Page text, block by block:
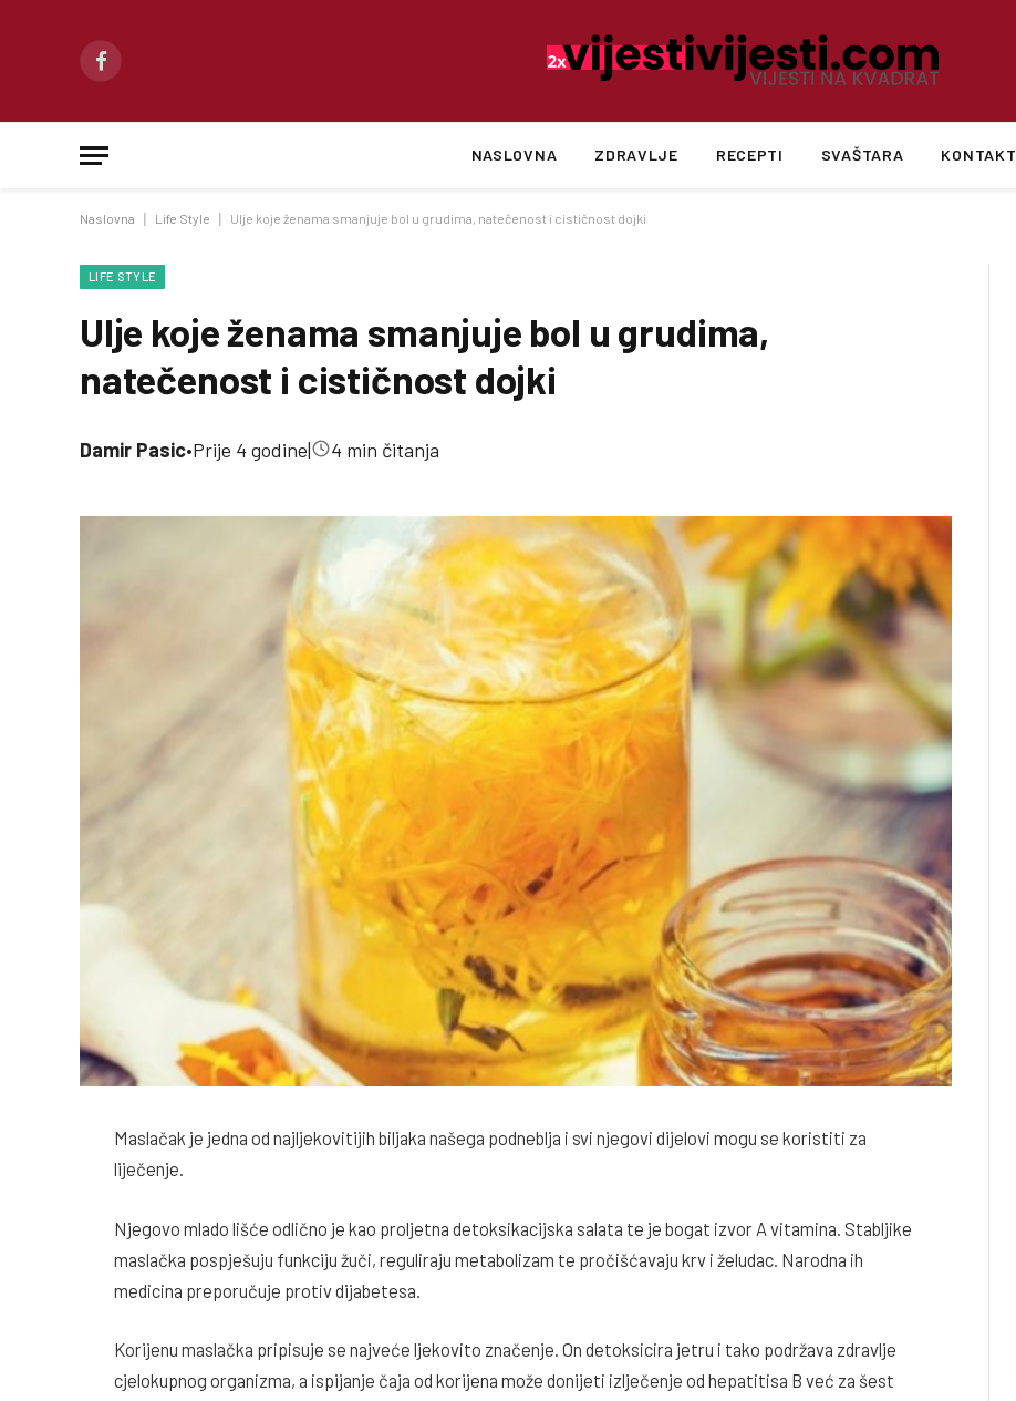
Facebook
NASLOVNA ZDRAVLJE RECEPTI SVAŠTARA KONTAKT
Naslovna Life Style Ulje koje ženama smanjuje bol u grudima, natečenost i cističnost dojki
LIFE STYLE
Ulje koje ženama smanjuje bol u grudima,
natečenost i cističnost dojki
Damir Pasic•Prije 4 godine| 4 min čitanja
Maslačak je jedna od najljekovitijih biljaka našega podneblja i svi njegovi dijelovi mogu se koristiti za
liječenje.
Njegovo mlado lišće odlično je kao proljetna detoksikacijska salata te je bogat izvor A vitamina. Stabljike
maslačka pospješuju funkciju žuči, reguliraju metabolizam te pročišćavaju krv i želudac. Narodna ih
medicina preporučuje protiv dijabetesa.
Korijenu maslačka pripisuje se najveće ljekovito značenje. On detoksicira jetru i tako podržava zdravlje
cjelokupnog organizma, a ispijanje čaja od korijena može donijeti izlječenje od hepatitisa B već za šest